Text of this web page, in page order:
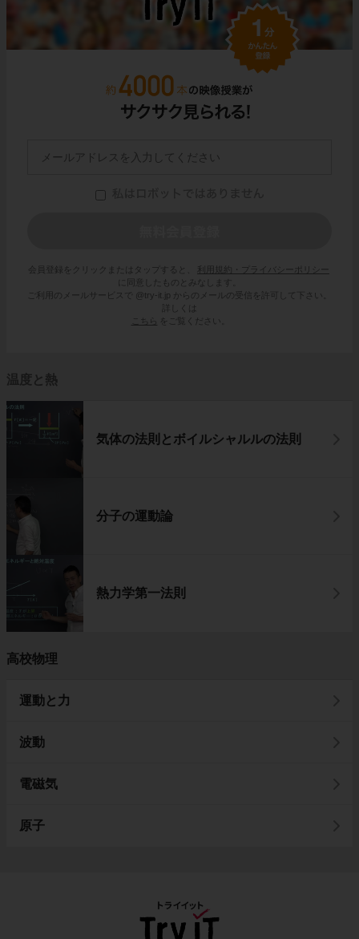
会員登録をクリックまたはタップすると、
利用規約・プライバシーポリシー
に同意したものとみなします。
ご利用のメールサービスで @try-it.jp からのメールの受信を許可して下さい。
詳しくは
こちら
をご覧ください。
温度と熱
気体の法則とボイルシャルルの法則
分子の運動論
熱力学第一法則
高校物理
運動と力
波動
電磁気
原子